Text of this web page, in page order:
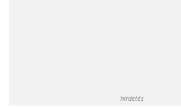
hirdetés